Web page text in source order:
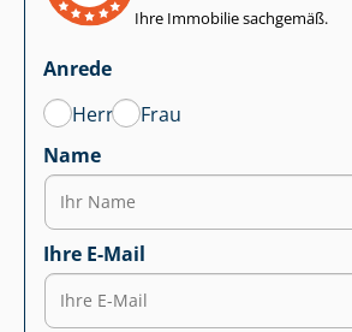
Ihre Immobilie sachgemäß.
Anrede
Herr
Frau
Name
Ihre E-Mail